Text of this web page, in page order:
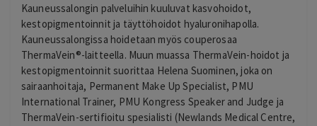
Kauneussalongin palveluihin kuuluvat kasvohoidot,
kestopigmentoinnit ja täyttöhoidot hyaluronihapolla.
Kauneussalongissa hoidetaan myös couperosaa
ThermaVein®-laitteella. Muun muassa ThermaVein-hoidot ja
kestopigmentoinnit suorittaa Helena Suominen, joka on
sairaanhoitaja, Permanent Make Up Specialist, PMU
International Trainer, PMU Kongress Speaker and Judge ja
ThermaVein-sertifioitu spesialisti (Newlands Medical Centre,